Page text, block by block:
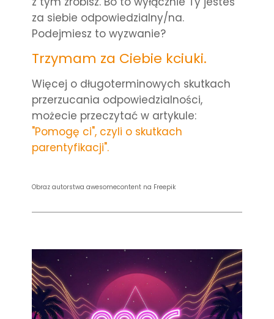
za siebie odpowiedzialny/na.
Podejmiesz to wyzwanie?
Trzymam za Ciebie kciuki.
Więcej o długoterminowych skutkach
przerzucania odpowiedzialności,
możecie przeczytać w artykule:
"Pomogę ci", czyli o skutkach
parentyfikacji".
Obraz autorstwa awesomecontent na Freepik